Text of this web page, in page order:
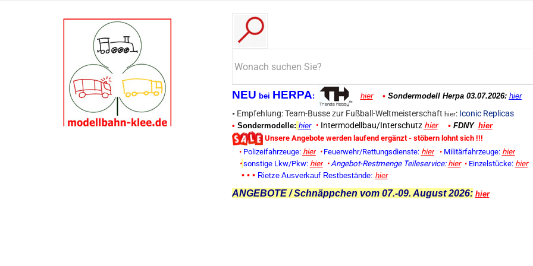
NEU bei HERPA: hier • Sondermodell Herpa 03.07.2026: hier
• Empfehlung: Team-Busse zur Fußball-Weltmeisterschaft hier: Iconic Replicas
• Sondermodelle: hier • Intermodellbau/Interschutz hier • FDNY hier
Unsere Angebote werden laufend ergänzt - stöbern lohnt sich !!!
•Polizeifahrzeuge: hier • Feuerwehr/Rettungsdienste: hier • Militärfahrzeuge: hier
• sonstige Lkw/Pkw: hier • Angebot-Restmenge Teileservice: hier • Einzelstücke: hier
• • • Rietze Ausverkauf Restbestände: hier
ANGEBOTE / Schnäppchen vom 07.-09. August 2026: hier